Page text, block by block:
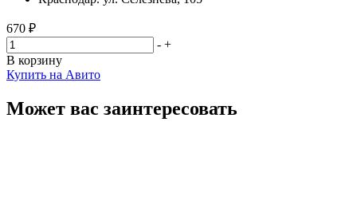
670 ₽
- +
В корзину
Купить на Авито
Может вас заинтересовать